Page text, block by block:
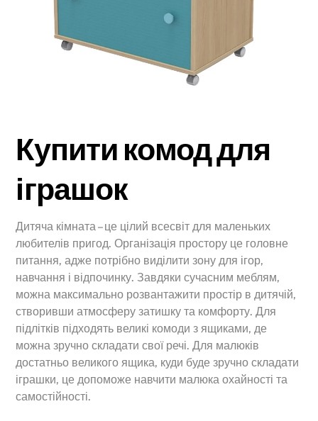
Купити комод для
іграшок
Дитяча кімната – це цілий всесвіт для маленьких
любителів пригод. Організація простору це головне
питання, адже потрібно виділити зону для ігор,
навчання і відпочинку. Завдяки сучасним меблям,
можна максимально розвантажити простір в дитячій,
створивши атмосферу затишку та комфорту. Для
підлітків підходять великі комоди з ящиками, де
можна зручно складати свої речі. Для малюків
достатньо великого ящика, куди буде зручно складати
іграшки, це допоможе навчити малюка охайності та
самостійності.